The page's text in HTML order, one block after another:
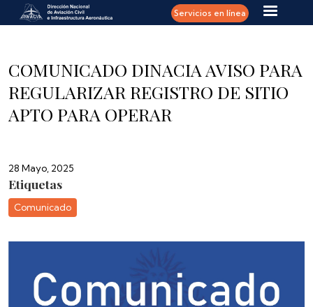
Pasar al contenido principal Servicios en línea
COMUNICADO DINACIA AVISO PARA
REGULARIZAR REGISTRO DE SITIO
APTO PARA OPERAR
28 Mayo, 2025
Etiquetas
Comunicado